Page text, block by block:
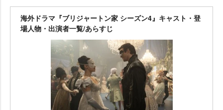
海外ドラマ『ブリジャートン家 シーズン4』キャスト・登
場人物・出演者一覧/あらすじ